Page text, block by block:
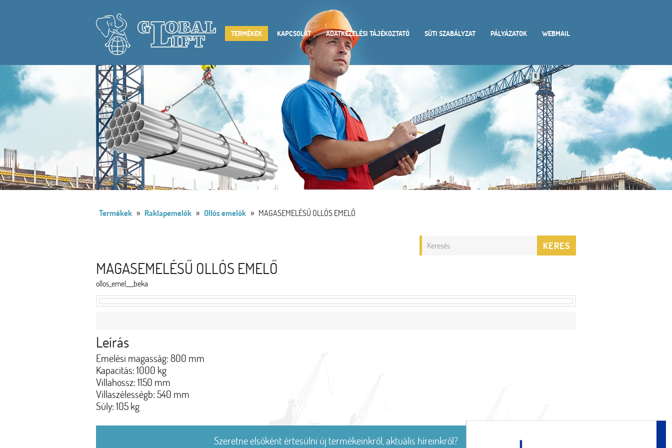
TERMÉKEK KAPCSOLAT ADATKEZELÉSI TÁJÉKOZTATÓ SÜTI SZABÁLYZAT PÁLYÁZATOK WEBMAIL
Termékek » Raklapemelők » Ollós emelők » MAGASEMELÉSŰ OLLÓS EMELŐ
KERES
MAGASEMELÉSŰ OLLÓS EMELŐ
ollos_emel___beka
Leírás
Emelési magasság: 800 mm
Kapacitás: 1000 kg
Villahossz: 1150 mm
Villaszélességb: 540 mm
Súly: 105 kg
Szeretne elsőként értesülni új termékeinkről, aktuális híreinkről?